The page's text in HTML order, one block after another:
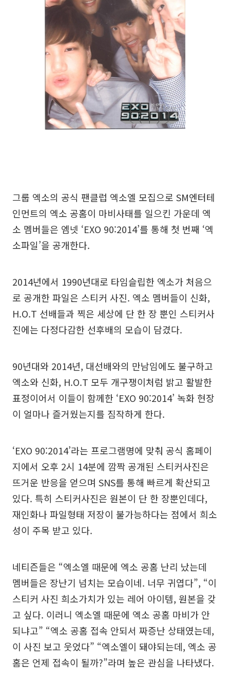
그룹 엑소의 공식 팬클럽 엑소엘 모집으로 SM엔터테
인먼트의 엑소 공홈이 마비사태를 일으킨 가운데 엑
소 멤버들은 엠넷 ‘EXO 90:2014’를 통해 첫 번째 ‘엑
소파일’을 공개한다.
2014년에서 1990년대로 타임슬립한 엑소가 처음으
로 공개한 파일은 스티커 사진. 엑소 멤버들이 신화,
H.O.T 선배들과 찍은 세상에 단 한 장 뿐인 스티커사
진에는 다정다감한 선후배의 모습이 담겼다.
90년대와 2014년, 대선배와의 만남임에도 불구하고
엑소와 신화, H.O.T 모두 개구쟁이처럼 밝고 활발한
표정이어서 이들이 함께한 ‘EXO 90:2014’ 녹화 현장
이 얼마나 즐거웠는지를 짐작하게 한다.
‘EXO 90:2014’라는 프로그램명에 맞춰 공식 홈페이
지에서 오후 2시 14분에 깜짝 공개된 스티커사진은
뜨거운 반응을 얻으며 SNS를 통해 빠르게 확산되고
있다. 특히 스티커사진은 원본이 단 한 장뿐인데다,
재인화나 파일형태 저장이 불가능하다는 점에서 희소
성이 주목 받고 있다.
네티즌들은 “엑소엘 때문에 엑소 공홈 난리 났는데
멤버들은 장난기 넘치는 모습이네. 너무 귀엽다”, “이
스티커 사진 희소가치가 있는 레어 아이템, 원본을 갖
고 싶다. 이러니 엑소엘 때문에 엑소 공홈 마비가 안
되냐고” “엑소 공홈 접속 안되서 짜증난 상태였는데,
이 사진 보고 웃었다” “엑소엘이 돼야되는데, 엑소 공
홈은 언제 접속이 될까?”라며 높은 관심을 나타냈다.